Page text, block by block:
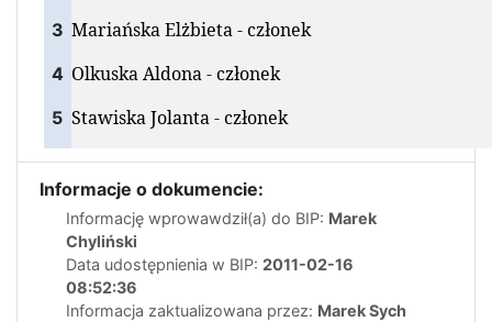
3 Mariańska Elżbieta - członek
4 Olkuska Aldona - członek
5 Stawiska Jolanta - członek
Informacje o dokumencie:
Informację wprowawdził(a) do BIP: Marek
Chyliński
Data udostępnienia w BIP: 2011-02-16
08:52:36
Informacja zaktualizowana przez: Marek Sych